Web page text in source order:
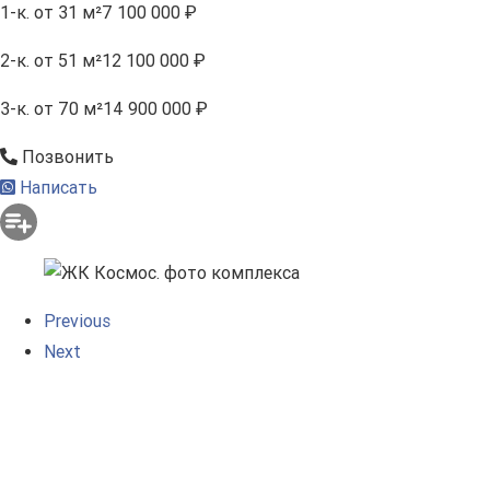
1-к. от 31 м²7 100 000 ₽
2-к. от 51 м²12 100 000 ₽
3-к. от 70 м²14 900 000 ₽
Позвонить
Написать
Previous
Next